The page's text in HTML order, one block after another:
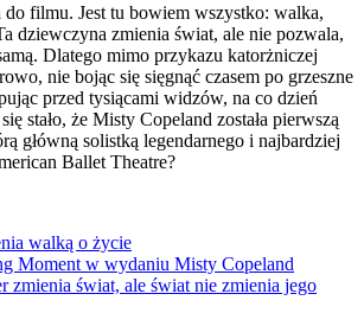
do filmu. Jest tu bowiem wszystko: walka,
dziewczyna zmienia świat, ale nie pozwala,
Dlatego mimo przykazu katorżniczej
nie bojąc się sięgnąć czasem po grzeszne
przed tysiącami widzów, na co dzień
stało, że Misty Copeland została pierwszą
główną solistką legendarnego i najbardziej
Ballet Theatre?
walką o życie
Moment w wydaniu Misty Copeland
zmienia świat, ale świat nie zmienia jego